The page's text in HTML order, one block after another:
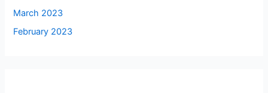
March 2023
February 2023